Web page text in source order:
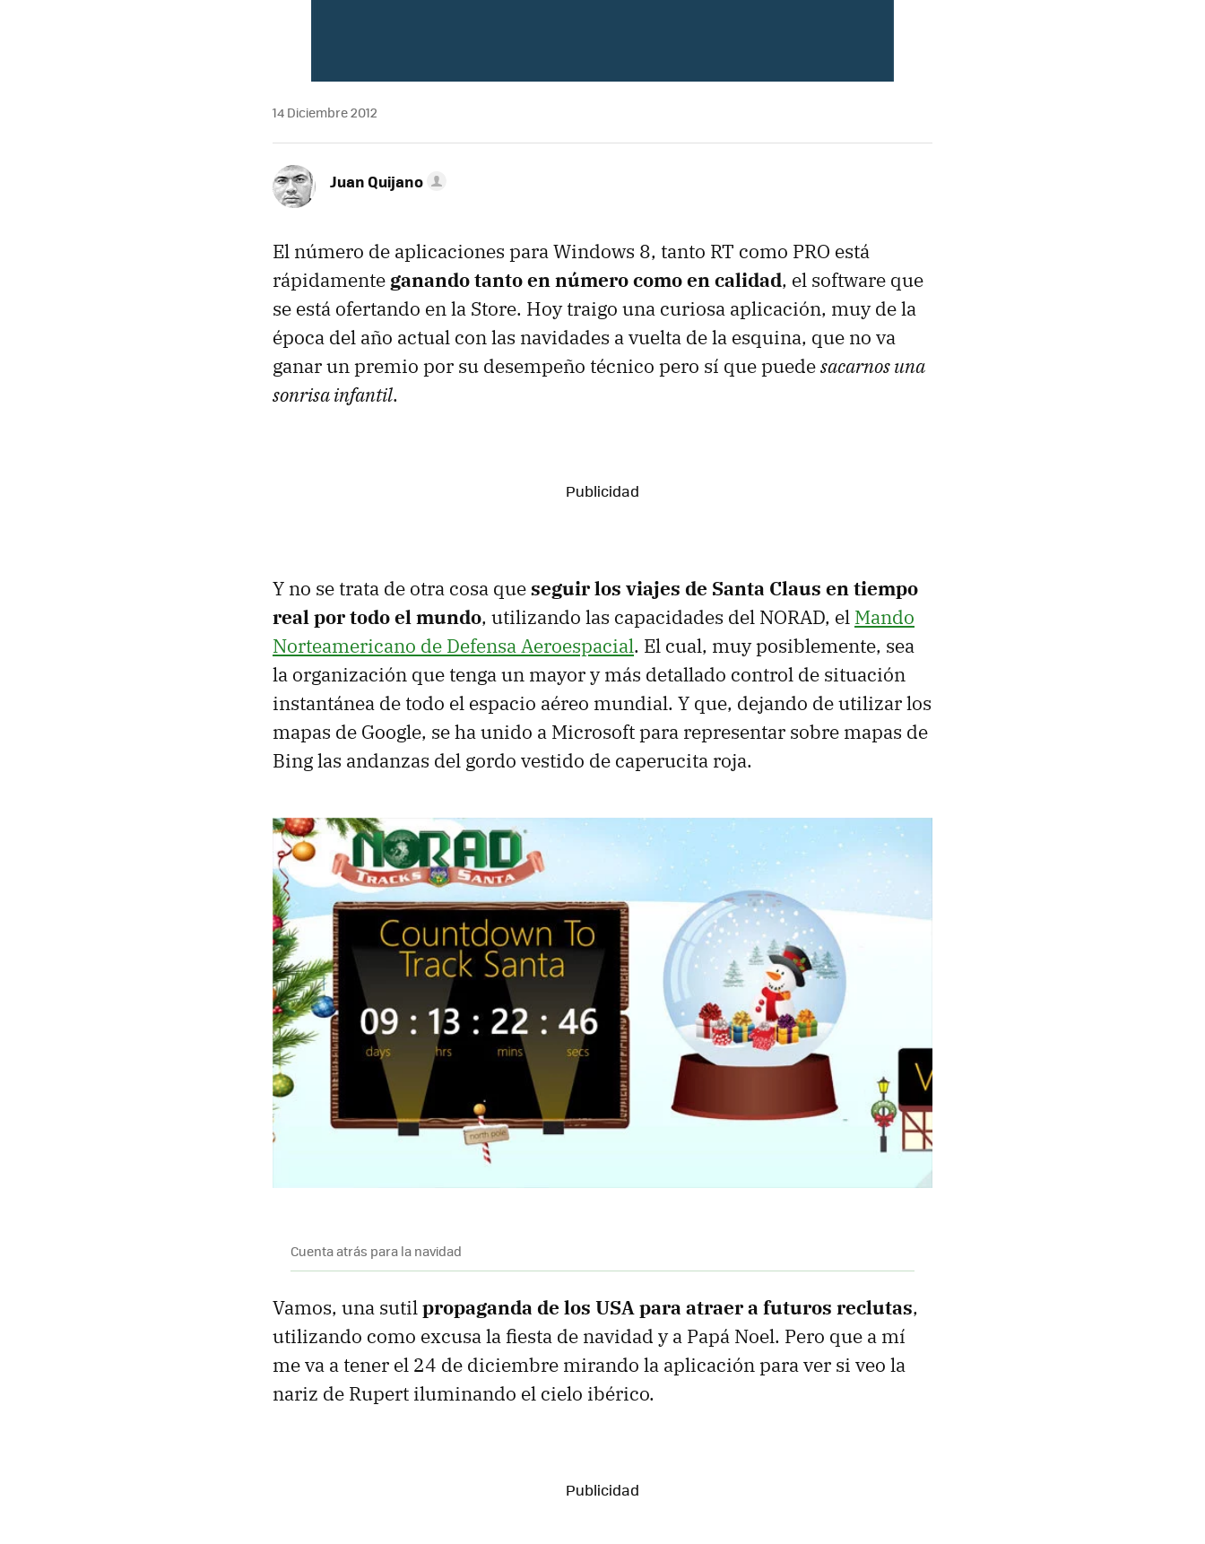
14 Diciembre 2012
Juan Quijano
El número de aplicaciones para Windows 8, tanto RT como PRO está
rápidamente ganando tanto en número como en calidad, el software que
se está ofertando en la Store. Hoy traigo una curiosa aplicación, muy de la
época del año actual con las navidades a vuelta de la esquina, que no va
ganar un premio por su desempeño técnico pero sí que puedesacarnos una
sonrisa infantil.
Y no se trata de otra cosa queseguir los viajes de Santa Claus en tiempo
real por todo el mundo, utilizando las capacidades del NORAD, el Mando
Norteamericano de Defensa Aeroespacial. El cual, muy posiblemente, sea
la organización que tenga un mayor y más detallado control de situación
instantánea de todo el espacio aéreo mundial. Y que, dejando de utilizar los
mapas de Google, se ha unido a Microsoft para representar sobre mapas de
Bing las andanzas del gordo vestido de caperucita roja.
Cuenta atrás para la navidad
Vamos, una sutilpropaganda de los USA para atraer a futuros reclutas,
utilizando como excusa la fiesta de navidad y a Papá Noel. Pero que a mí
me va a tener el 24 de diciembre mirando la aplicación para ver si veo la
nariz de Rupert iluminando el cielo ibérico.